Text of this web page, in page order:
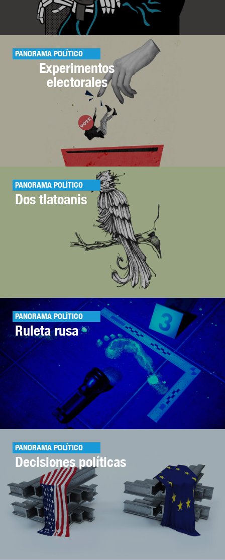
PANORAMA POLÍTICO
Experimentos
electorales
PANORAMA POLÍTICO
Dos tlatoanis
PANORAMA POLÍTICO
Ruleta rusa
PANORAMA POLÍTICO
Decisiones políticas